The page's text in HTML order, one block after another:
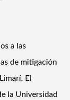
a las
de mitigación
El
la Universidad